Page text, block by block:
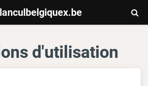
d'utilisation